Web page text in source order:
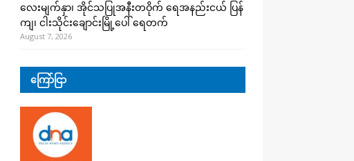
လေးမျက်နှာ၊ အိုင်သပြုအနီးတဝိုက် ရေအနည်းငယ် ပြန်
ကျ၊ ငါးသိုင်းချောင်းမြို့ပေါ် ရေတက်
August 7, 2026
ကြော်ငြာ